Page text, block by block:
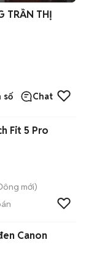
TRẦN THỊ
số Chat
Fit 5 Pro
mới)
Canon